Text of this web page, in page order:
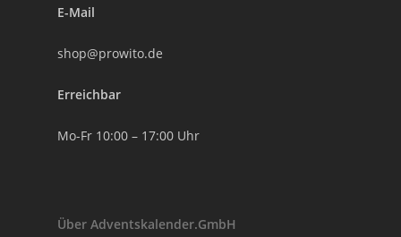
E-Mail
shop@prowito.de
Erreichbar
Mo-Fr 10:00 – 17:00 Uhr
Über Adventskalender.GmbH